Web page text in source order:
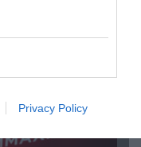
Privacy Policy